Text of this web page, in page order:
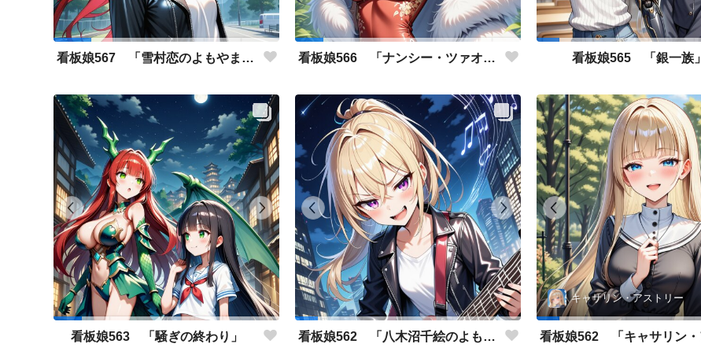
看板娘567 「雪村恋のよもやま話」 看板娘566 「ナンシー・ツァオのよもやま話」 看板娘565 「銀一族」
看板娘563 「騒ぎの終わり」 看板娘562 「八木沼千絵のよもやま話」
キャサリン・アストリー